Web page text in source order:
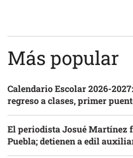
Más popular
Calendario Escolar 2026-
regreso a clases, primer
El periodista Josué Martínez
Puebla; detienen a edil